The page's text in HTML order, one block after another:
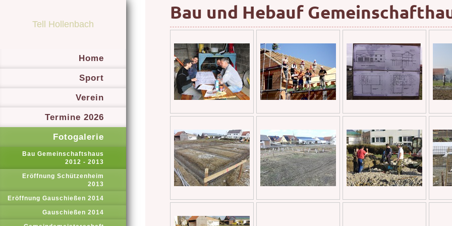
Tell Hollenbach
Home
Sport
Verein
Termine 2026
Fotogalerie
Bau Gemeinschaftshaus
2012 - 2013
Eröffnung Schützenheim
2013
Eröffnung Gauschießen 2014
Gauschießen 2014
Bau und Hebauf